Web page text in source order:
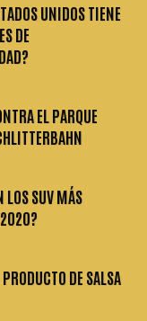
UNIDOS TIENE
DE
EL PARQUE
LOS SUV MÁS
2020?
DE SALSA